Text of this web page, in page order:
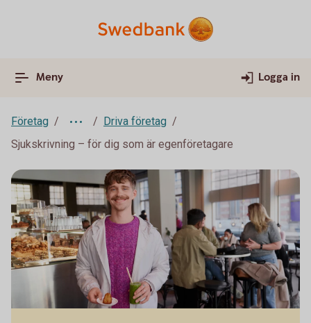
Meny Logga in
Företag
Driva företag
Sjukskrivning – för dig som är egenföretagare